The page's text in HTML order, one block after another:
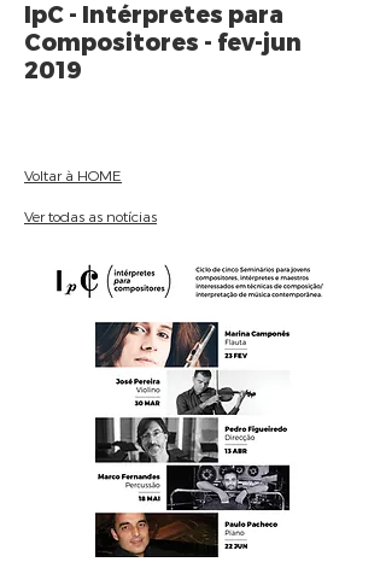
IpC - Intérpretes para
Compositores - fev-jun
2019
Voltar à HOME
Ver todas as notícias